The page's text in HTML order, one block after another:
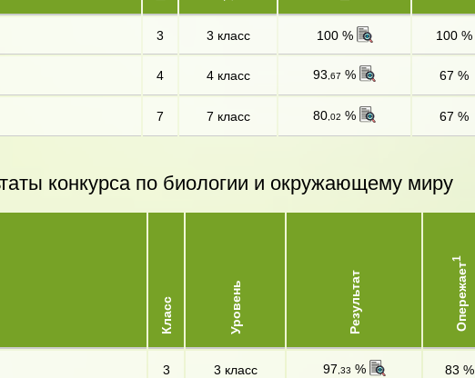
3 3 класс 100 % 100 %
4 4 класс 93 ,67 % 67 %
7 7 класс 80 ,02 % 67 %
конкурса по биологии и окружающему миру
Класс Уровень Результат Опережает
1
3 3 класс 97 ,33 % 83 %